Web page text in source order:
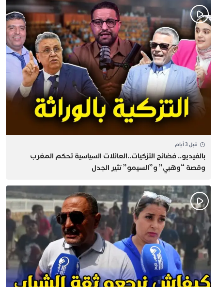
قبل 3 أيام
بالفيديو.. فضائح التزكيات..العائلات السياسية تحكم المغرب
وقصة “وهبي” و”السيمو” تثير الجدل